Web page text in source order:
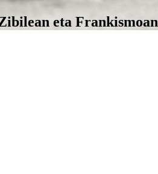
eta Frankismoan